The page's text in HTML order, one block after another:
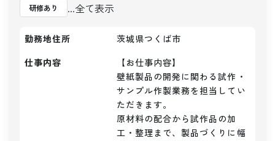
研修あり
...全て表示
勤務地住所
茨城県つくば市
仕事内容
【お仕事内容】
壁紙製品の開発に関わる試作・
サンプル作製業務を担当してい
ただきます。
原材料の配合から試作品の加
工・整理まで、製品づくりに幅